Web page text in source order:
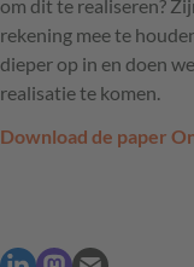
om dit te realiseren?
rekening mee te
dieper op in en doen
realisatie te komen.
Download de paper